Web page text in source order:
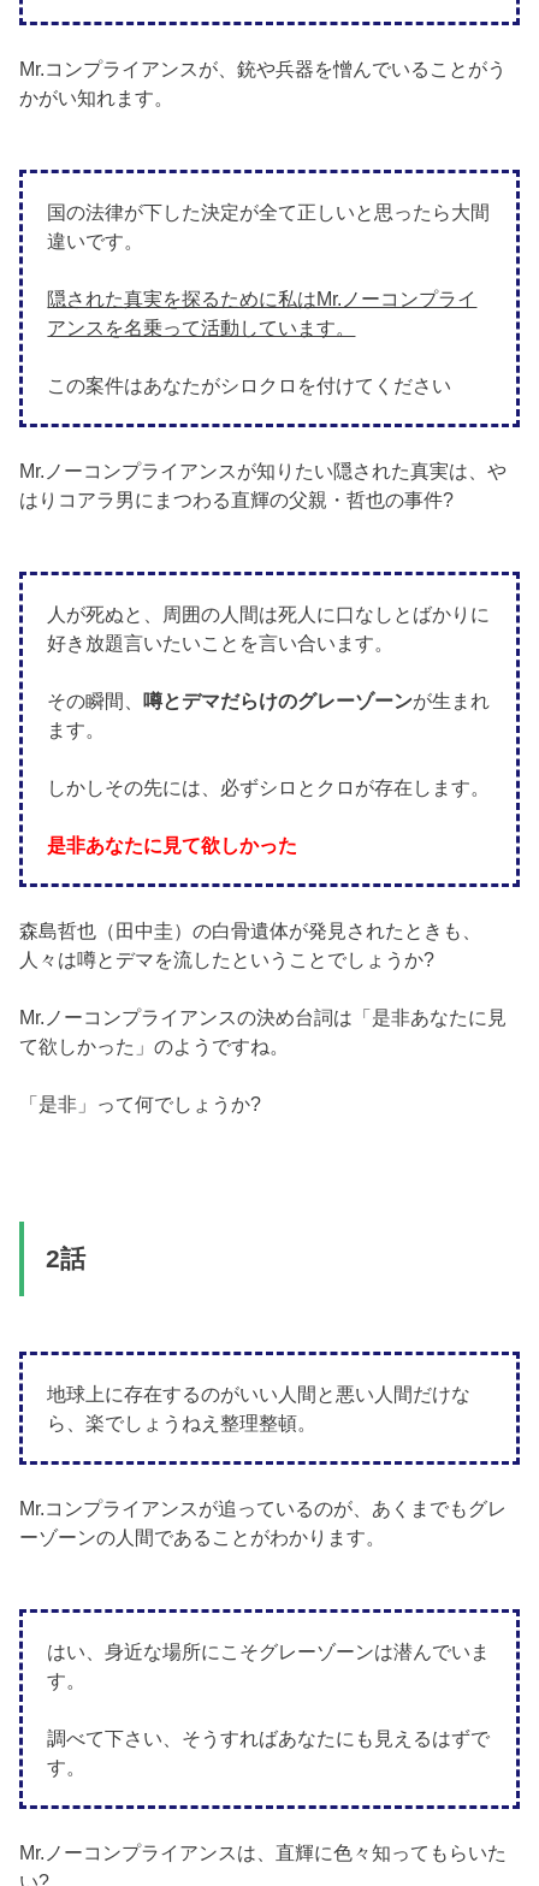
Mr.コンプライアンスが、銃や兵器を憎んでいることがう
かがい知れます。
国の法律が下した決定が全て正しいと思ったら大間
違いです。
隠された真実を探るために私はMr.ノーコンプライ
アンスを名乗って活動しています。
この案件はあなたがシロクロを付けてください
Mr.ノーコンプライアンスが知りたい隠された真実は、や
はりコアラ男にまつわる直輝の父親・哲也の事件?
人が死ぬと、周囲の人間は死人に口なしとばかりに
好き放題言いたいことを言い合います。
その瞬間、噂とデマだらけのグレーゾーンが生まれ
ます。
しかしその先には、必ずシロとクロが存在します。
是非あなたに見て欲しかった
森島哲也（田中圭）の白骨遺体が発見されたときも、
人々は噂とデマを流したということでしょうか?
Mr.ノーコンプライアンスの決め台詞は「是非あなたに見
て欲しかった」のようですね。
「是非」って何でしょうか?
2話
地球上に存在するのがいい人間と悪い人間だけな
ら、楽でしょうねえ整理整頓。
Mr.コンプライアンスが追っているのが、あくまでもグレ
ーゾーンの人間であることがわかります。
はい、身近な場所にこそグレーゾーンは潜んでいま
す。
調べて下さい、そうすればあなたにも見えるはずで
す。
Mr.ノーコンプライアンスは、直輝に色々知ってもらいた
い?